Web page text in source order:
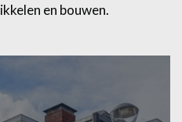
en bouwen.